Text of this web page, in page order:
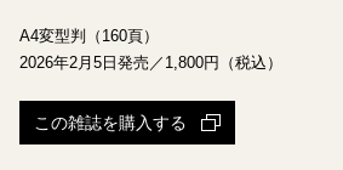
A4変型判（160頁）
2026年2月5日発売／1,800円（税込）
この雑誌を購入する